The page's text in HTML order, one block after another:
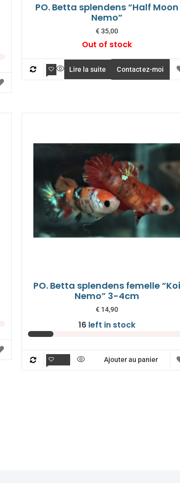
PO. Betta splendens “Half Moon
Nemo”
€35,00
Out of stock
Lire la suite Contactez-moi
PO. Betta splendens femelle
Nemo” 3-4cm
€ 14,90
16 left in stock
Ajouter au panier